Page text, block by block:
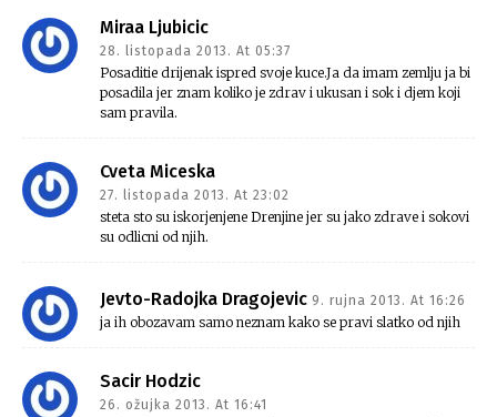
Miraa Ljubicic
28. listopada 2013. At 05:37
Posaditie drijenak ispred svoje kuce.Ja da imam zemlju ja bi
posadila jer znam koliko je zdrav i ukusan i sok i djem koji
sam pravila.
Cveta Miceska
27. listopada 2013. At 23:02
steta sto su iskorjenjene Drenjine jer su jako zdrave i sokovi
su odlicni od njih.
Jevto-Radojka Dragojevic 9. rujna 2013. At 16:26
ja ih obozavam samo neznam kako se pravi slatko od njih
Sacir Hodzic
26. ožujka 2013. At 16:41